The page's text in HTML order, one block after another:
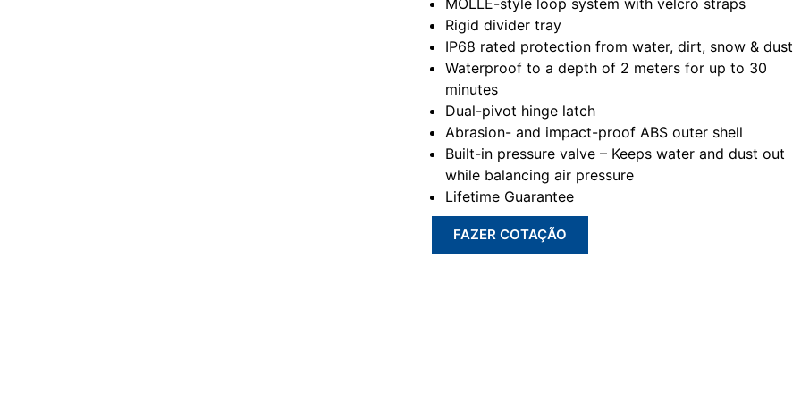
MOLLE-style loop system with velcro straps
Rigid divider tray
IP68 rated protection from water, dirt, snow & dust
Waterproof to a depth of 2 meters for up to 30
minutes
Dual-pivot hinge latch
Abrasion- and impact-proof ABS outer shell
Built-in pressure valve – Keeps water and dust out
while balancing air pressure
Lifetime Guarantee
FAZER COTAÇÃO